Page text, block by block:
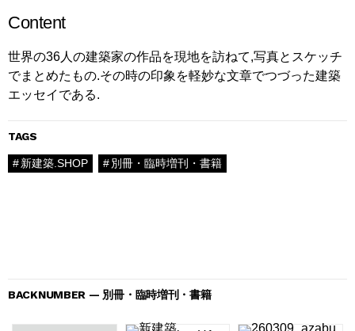
Content
世界の36人の建築家の作品を現地を訪ねて,写真とスケッチ
でまとめたもの.その時の印象を軽妙な文章でつづった建築
エッセイである.
TAGS
新建築.SHOP 別冊・臨時増刊・書籍
BACKNUMBER — 別冊・臨時増刊・書籍